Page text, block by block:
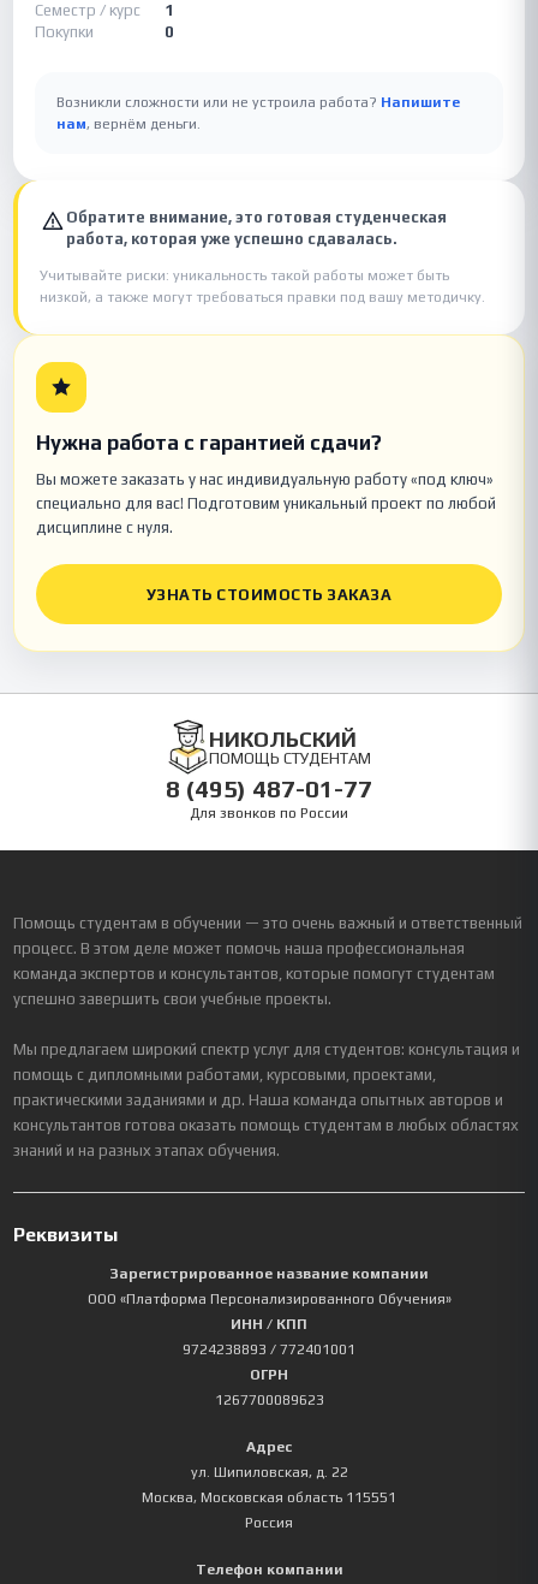
Семестр / курс
1
Покупки
0
Возникли сложности или не устроила работа? Напишите
нам, вернём деньги.
Обратите внимание, это готовая студенческая
работа, которая уже успешно сдавалась.
Учитывайте риски: уникальность такой работы может быть
низкой, а также могут требоваться правки под вашу методичку.
Нужна работа с гарантией сдачи?
Вы можете заказать у нас индивидуальную работу «под ключ»
специально для вас! Подготовим уникальный проект по любой
дисциплине с нуля.
УЗНАТЬ СТОИМОСТЬ ЗАКАЗА
НИКОЛЬСКИЙ
ПОМОЩЬ СТУДЕНТАМ
8 (495) 487-01-77
Для звонков по России
Помощь студентам в обучении — это очень важный и ответственный
процесс. В этом деле может помочь наша профессиональная
команда экспертов и консультантов, которые помогут студентам
успешно завершить свои учебные проекты.
Мы предлагаем широкий спектр услуг для студентов: консультация и
помощь с дипломными работами, курсовыми, проектами,
практическими заданиями и др. Наша команда опытных авторов и
консультантов готова оказать помощь студентам в любых областях
знаний и на разных этапах обучения.
Реквизиты
Зарегистрированное название компании
ООО «Платформа Персонализированного Обучения»
ИНН / КПП
9724238893 / 772401001
ОГРН
1267700089623
Адрес
ул. Шипиловская, д. 22
Москва, Московская область 115551
Россия
Телефон компании